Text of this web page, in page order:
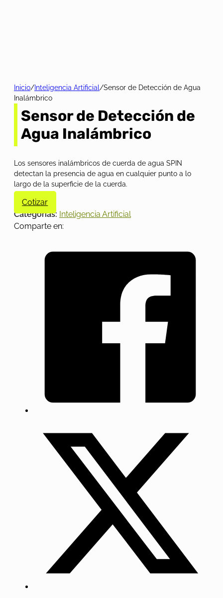
Inicio/Inteligencia Artificial/Sensor de Detección de Agua
Inalámbrico
Sensor de Detección de
Agua Inalámbrico
Los sensores inalámbricos de cuerda de agua SPIN
detectan la presencia de agua en cualquier punto a lo
largo de la superficie de la cuerda.
Cotizar
Categorías: Inteligencia Artificial
Comparte en: